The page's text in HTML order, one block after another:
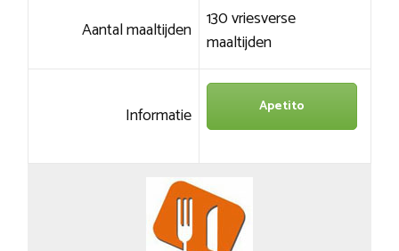
Aantal maaltijden 130 vriesverse
maaltijden
Informatie Apetito